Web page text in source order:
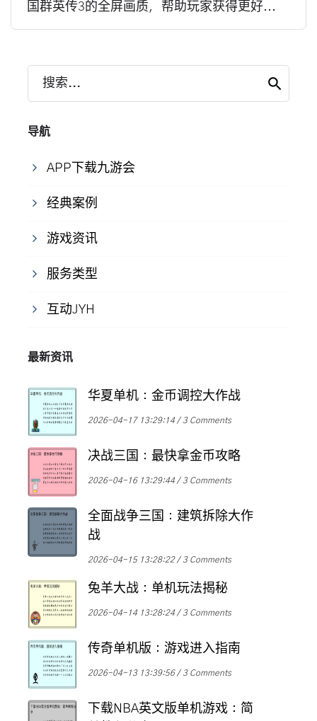
国群英传3的全屏画质，帮助玩家获得更好...
搜索...
导航
APP下载九游会
经典案例
游戏资讯
服务类型
互动JYH
最新资讯
华夏单机：金币调控大作战
2026-04-17 13:29:14 3 Comments
决战三国：最快拿金币攻略
2026-04-16 13:29:44 3 Comments
全面战争三国：建筑拆除大作
战
2026-04-15 13:28:22 3 Comments
兔羊大战：单机玩法揭秘
2026-04-14 13:28:24 3 Comments
传奇单机版：游戏进入指南
2026-04-13 13:39:56 3 Comments
下载NBA英文版单机游戏：简